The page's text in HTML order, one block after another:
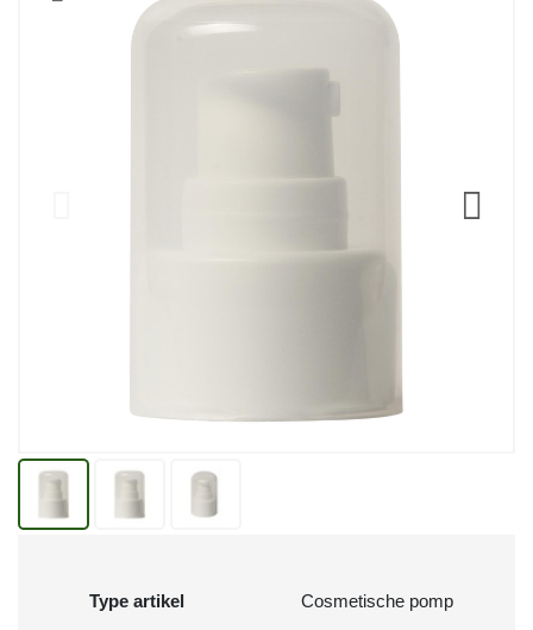
Type artikel
Cosmetische pomp